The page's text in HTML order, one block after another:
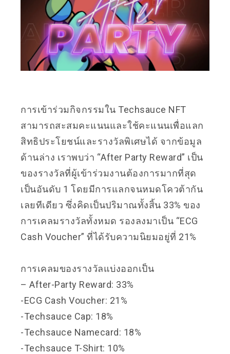
การเข้าร่วมกิจกรรมใน Techsauce NFT
สามารถสะสมคะแนนและใช้คะแนนเพื่อแลก
สิทธิประโยชน์และรางวัลพิเศษได้ จากข้อมูล
ด้านล่าง เราพบว่า “After Party Reward” เป็น
ของรางวัลที่ผู้เข้าร่วมงานต้องการมากที่สุด
เป็นอันดับ 1 โดยมีการแลกจนหมดโควต้ากัน
เลยทีเดียว ซึ่งคิดเป็นปริมาณทั้งสิ้น 33% ของ
การเคลมรางวัลทั้งหมด รองลงมาเป็น “ECG
Cash Voucher” ที่ได้รับความนิยมอยู่ที่ 21%
การเคลมของรางวัลแบ่งออกเป็น
– After-Party Reward: 33%
-ECG Cash Voucher: 21%
-Techsauce Cap: 18%
-Techsauce Namecard: 18%
-Techsauce T-Shirt: 10%